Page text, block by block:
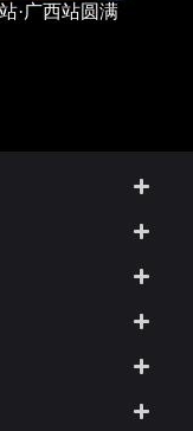
·广西站圆满